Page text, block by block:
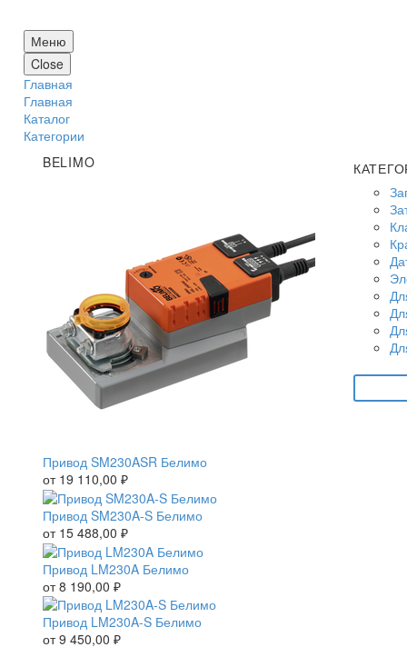
Меню
Close
Главная
Главная
Каталог
Категории
BELIMO
Привод SM230ASR Белимо
от 19 110,00 ₽
Привод SM230A-S Белимо
от 15 488,00 ₽
Привод LM230A Белимо
от8 190,00 ₽
Привод LM230A-S Белимо
от9 450,00 ₽